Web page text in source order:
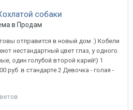
собаки
в Продам
отправится в новый дом :) Кобели
нестандартный цвет глаз, у одного
один голубой второй карий!) 1
руб. в стандарте 2 Девочка - голая -